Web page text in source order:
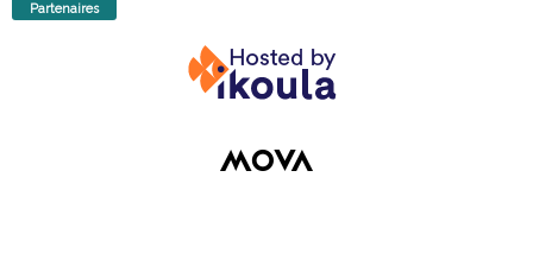
Partenaires